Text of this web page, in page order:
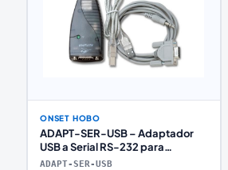
ONSET HOBO
ADAPT-SER-USB – Adaptador
USB a Serial RS-232 para
Dataloggers HOBO
ADAPT-SER-USB